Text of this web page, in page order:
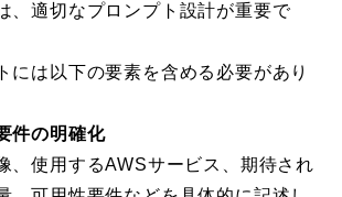
、適切なプロンプト設計が重要で
には以下の要素を含める必要があり
件の明確化
、使用するAWSサービス、期待され